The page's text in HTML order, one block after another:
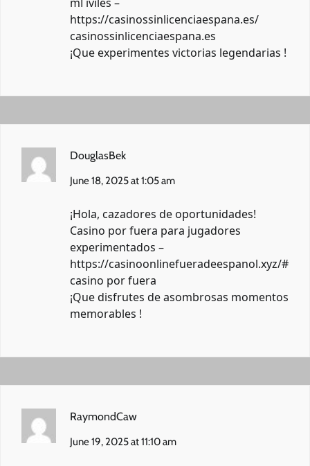
https://casinossinlicenciaespana.es/
casinossinlicenciaespana.es
¡Que experimentes victorias legendarias !
DouglasBek
June 18, 2025 at 1:05 am
¡Hola, cazadores de oportunidades!
Casino por fuera para jugadores
experimentados –
https://casinoonlinefueradeespanol.xyz/#
casino por fuera
¡Que disfrutes de asombrosas momentos
memorables !
RaymondCaw
June 19, 2025 at 11:10 am